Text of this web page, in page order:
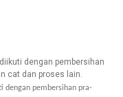
dengan pembersihan
cat dan proses lain.
dengan pembersihan pra-